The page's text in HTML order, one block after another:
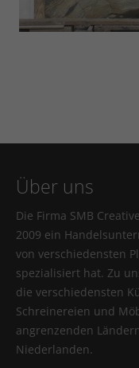
Über uns
Die Firma SMB
2009 ein
von verschiedensten
spezialisiert hat. Zu
die verschiedensten
Schreinereien und
angrenzenden
Niederlanden.